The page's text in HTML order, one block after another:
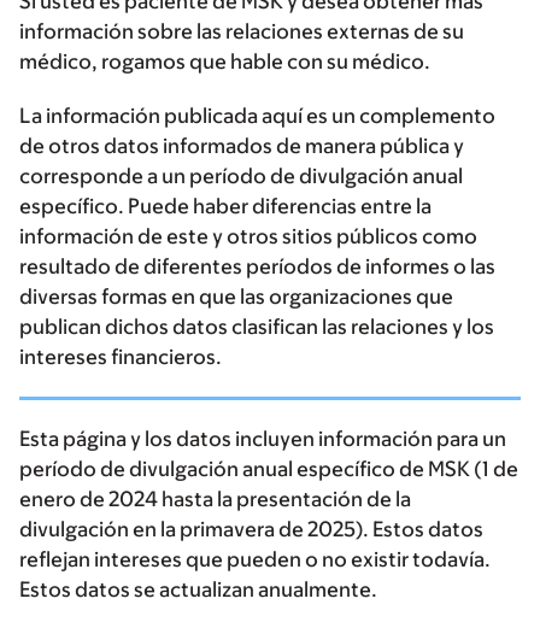
información sobre las relaciones externas de su
médico, rogamos que hable con su médico.
La información publicada aquí es un complemento
de otros datos informados de manera pública y
corresponde a un período de divulgación anual
específico. Puede haber diferencias entre la
información de este y otros sitios públicos como
resultado de diferentes períodos de informes o las
diversas formas en que las organizaciones que
publican dichos datos clasifican las relaciones y los
intereses financieros.
Esta página y los datos incluyen información para un
período de divulgación anual específico de MSK (1 de
enero de 2024 hasta la presentación de la
divulgación en la primavera de 2025). Estos datos
reflejan intereses que pueden o no existir todavía.
Estos datos se actualizan anualmente.